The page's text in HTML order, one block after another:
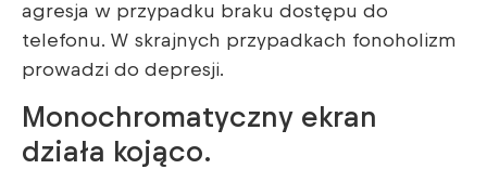
agresja w przypadku braku dostępu do
telefonu. W skrajnych przypadkach fonoholizm
prowadzi do depresji.
Monochromatyczny ekran
działa kojąco.